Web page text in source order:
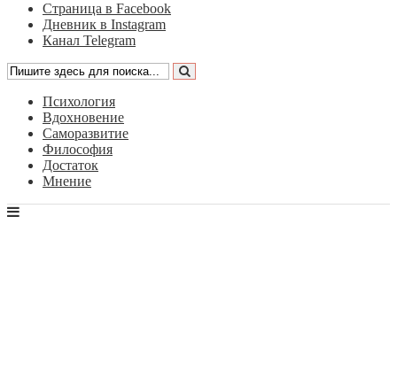
Страница в Facebook
Дневник в Instagram
Канал Telegram
Психология
Вдохновение
Саморазвитие
Философия
Достаток
Мнение